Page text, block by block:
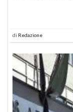
di Redazione